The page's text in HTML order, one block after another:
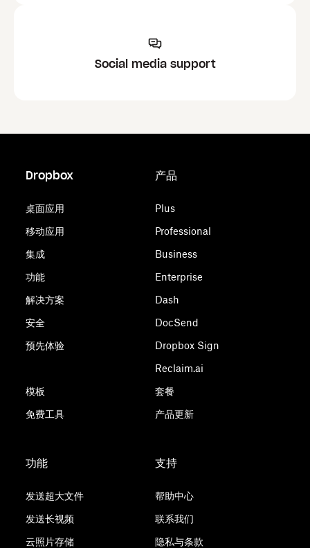
Social media support
Dropbox
桌面应用
移动应用
集成
功能
解决方案
安全
预先体验
模板
免费工具
产品
Plus
Professional
Business
Enterprise
Dash
DocSend
Dropbox Sign
Reclaim.ai
套餐
产品更新
功能
发送超大文件
发送长视频
云照片存储
支持
帮助中心
联系我们
隐私与条款